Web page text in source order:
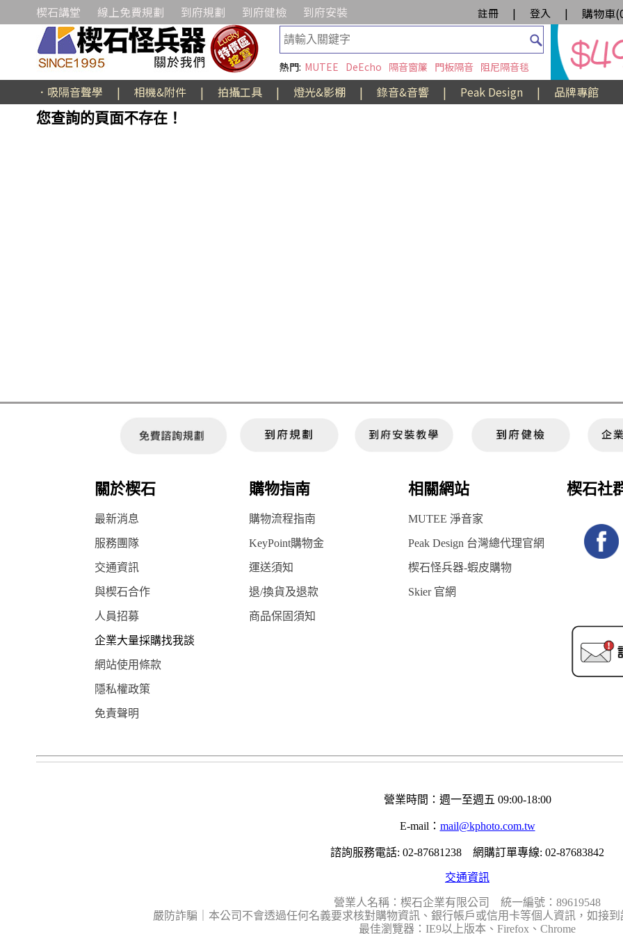
楔石講堂 線上免費規劃 到府規劃 到府健檢 到府安裝 註冊 | 登入 | 購物車(
熱門: MUTEE DeEcho 隔音窗簾 門板隔音 阻尼隔音毯
．吸隔音聲學 | 相機&附件 | 拍攝工具 | 燈光&影棚 | 錄音&音響 | Peak Design |
品牌專館
您查詢的頁面不存在！
關於楔石 購物指南 相關網站 楔石社
最新消息 購物流程指南 MUTEE 淨音家
服務團隊 KeyPoint購物金 Peak Design 台灣總代理官網
交通資訊 運送須知 楔石怪兵器-蝦皮購物
與楔石合作 退/換貨及退款 Skier 官網
人員招募 商品保固須知
企業大量採購找我談
網站使用條款
隱私權政策
免責聲明
營業時間：週一至週五 09:00-18:00
E-mail： mail@kphoto.com.tw
諮詢服務電話: 02-87681238 網購訂單專線: 02-87683842
交通資訊
營業人名稱：楔石企業有限公司 統一編號：89619548
嚴防詐騙｜本公司不會透過任何名義要求核對購物資訊、銀行帳戶或信用卡等個人資訊，如接
最佳瀏覽器：IE9以上版本、Firefox、Chrome